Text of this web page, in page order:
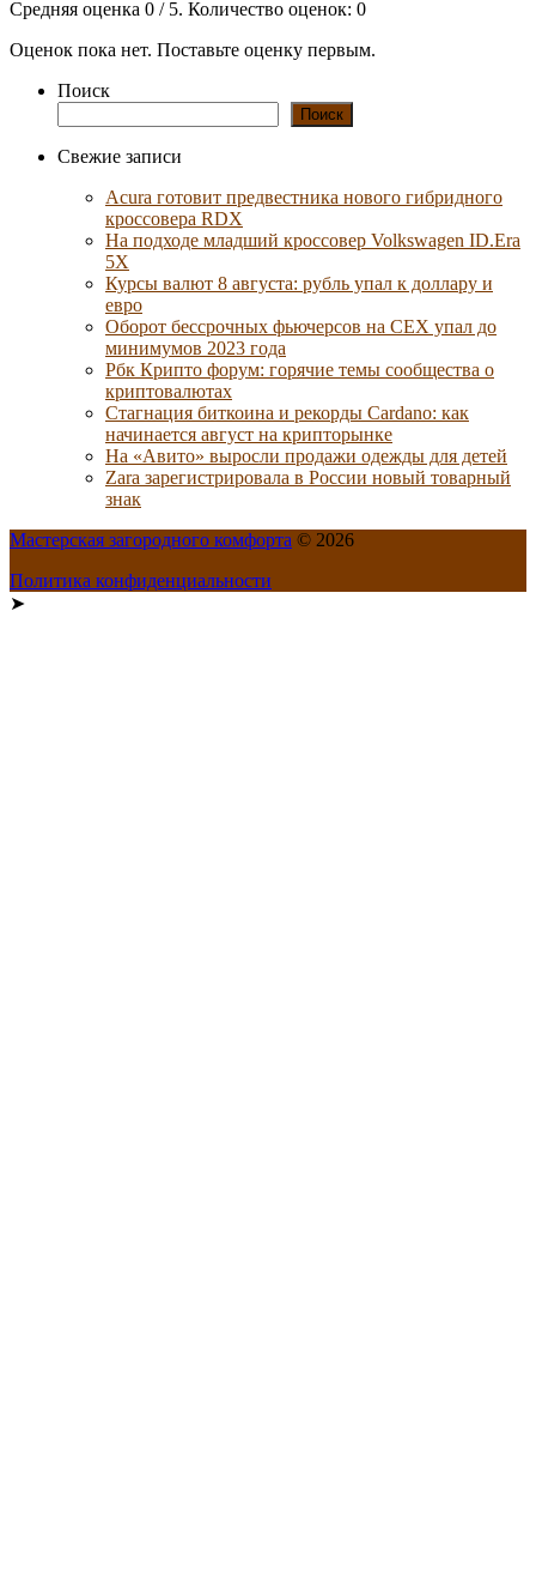
Средняя оценка 0 / 5. Количество оценок: 0
Оценок пока нет. Поставьте оценку первым.
Поиск
Поиск
Свежие записи
Acura готовит предвестника нового гибридного
кроссовера RDX
На подходе младший кроссовер Volkswagen ID.Era
5X
Курсы валют 8 августа: рубль упал к доллару и
евро
Оборот бессрочных фьючерсов на CEX упал до
минимумов 2023 года
Рбк Крипто форум: горячие темы сообщества о
криптовалютах
Стагнация биткоина и рекорды Cardano: как
начинается август на крипторынке
На «Авито» выросли продажи одежды для детей
Zara зарегистрировала в России новый товарный
знак
Мастерская загородного комфорта © 2026
Политика конфиденциальности
➤